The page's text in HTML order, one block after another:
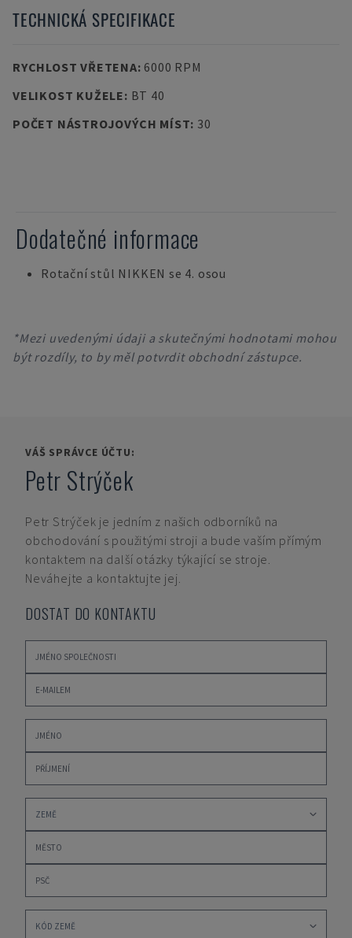
TECHNICKÁ SPECIFIKACE
RYCHLOST VŘETENA: 6000 RPM
VELIKOST KUŽELE: BT 40
POČET NÁSTROJOVÝCH MÍST: 30
Dodatečné informace
Rotační stůl NIKKEN se 4. osou
*Mezi uvedenými údaji a skutečnými hodnotami mohou
být rozdíly, to by měl potvrdit obchodní zástupce.
VÁŠ SPRÁVCE ÚČTU:
Petr Strýček
Petr Strýček je jedním z našich odborníků na
obchodování s použitými stroji a bude vaším přímým
kontaktem na další otázky týkající se stroje.
Neváhejte a kontaktujte jej.
DOSTAT DO KONTAKTU